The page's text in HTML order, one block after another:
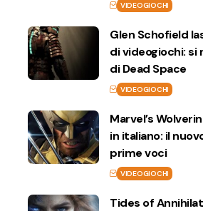
VIDEOGIOCHI
Glen Schofield
di videogiochi:
di Dead Space
VIDEOGIOCHI
Marvel’s
in italiano: il
prime voci
VIDEOGIOCHI
Tides of